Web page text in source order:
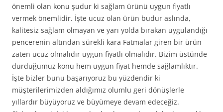
önemli olan konu şudur ki sağlam ürünü uygun fiyatlı
vermek önemlidir. İşte ucuz olan ürün budur aslında,
kalitesiz sağlam olmayan ve yarı yolda bırakan uygulandığı
pencerenin altından sürekli kara Fatmalar giren bir ürün
zaten ucuz olmalıdır uygun fiyatlı olmalıdır. Bizim üstünde
durduğumuz konu hem uygun fiyat hemde sağlamlıktır.
İşte bizler bunu başarıyoruz bu yüzdendir ki
müşterilerimizden aldığımız olumlu geri dönüşlerle
yıllardır büyüyoruz ve büyümeye devam edeceğiz.